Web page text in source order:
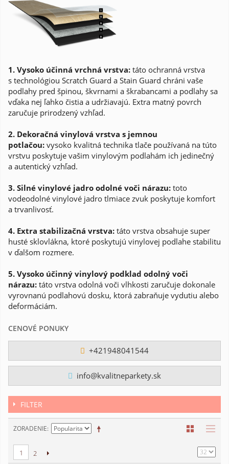
1. Vysoko účinná vrchná vrstva: táto ochranná vrstva
s technológiou Scratch Guard a Stain Guard chráni vaše
podlahy pred špinou, škvrnami a škrabancami a podlahy sa
vďaka nej ľahko čistia a udržiavajú. Extra matný povrch
zaručuje prirodzený vzhľad.
2. Dekoračná vinylová vrstva s jemnou
potlačou: vysoko kvalitná technika tlače používaná na túto
vrstvu poskytuje vašim vinylovým podlahám ich jedinečný
a autentický vzhľad.
3. Silné vinylové jadro odolné voči nárazu: toto
vodeodolné vinylové jadro tlmiace zvuk poskytuje komfort
a trvanlivosť.
4. Extra stabilizačná vrstva: táto vrstva obsahuje super
husté sklovlákna, ktoré poskytujú vinylovej podlahe stabilitu
v ďalšom rozmere.
5. Vysoko účinný vinylový podklad odolný voči
nárazu: táto vrstva odolná voči vlhkosti zaručuje dokonale
vyrovnanú podlahovú dosku, ktorá zabraňuje vydutiu alebo
deformáciám.
CENOVÉ PONUKY
+421948041544
info@kvalitneparkety.sk
FILTER
ZORADENIE
1 2